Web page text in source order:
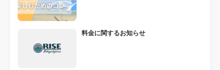
料金に関するお知らせ